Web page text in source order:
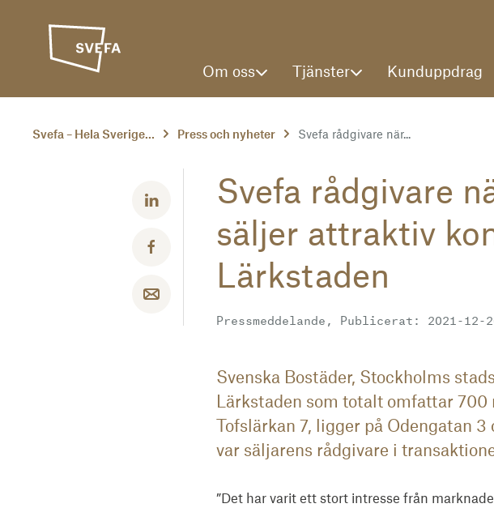
Om oss Tjänster Kunduppdrag
Svefa – Hela Sverige... Press och nyheter Svefa rådgivare när...
Dela med LinkedIn
Dela med Facebook
Dela med email
Svefa rådgivare
säljer attraktiv
Lärkstaden
Pressmeddelande, Publicerat: 2021-12-
Svenska Bostäder, Stockholms
Lärkstaden som totalt omfattar
Tofslärkan 7, ligger på Odengatan
var säljarens rådgivare i
”Det har varit ett stort intresse från